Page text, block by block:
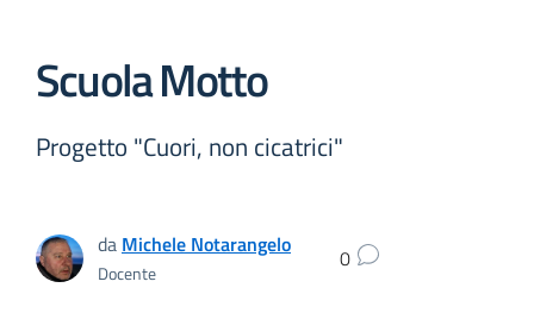
Scuola Motto
Progetto "Cuori, non cicatrici"
da Michele Notarangelo
Docente 0